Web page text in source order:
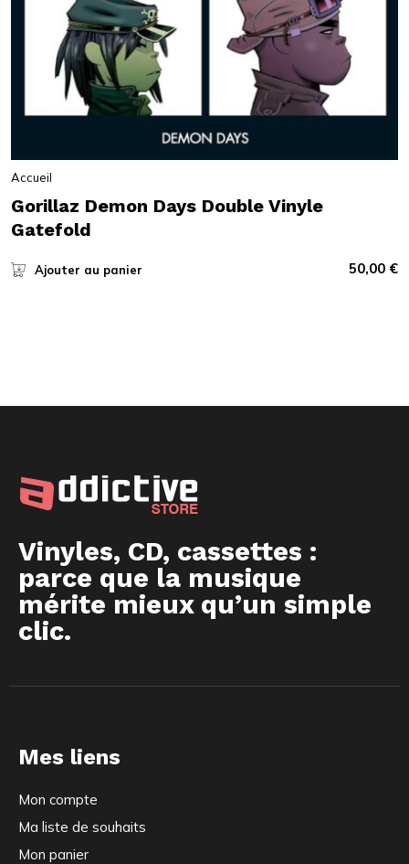
Accueil
Gorillaz Demon Days Double Vinyle
Gatefold
Ajouter au panier 50,00 €
Vinyles, CD, cassettes :
parce que la musique
mérite mieux qu’un simple
clic.
Mes liens
Mon compte
Ma liste de souhaits
Mon panier